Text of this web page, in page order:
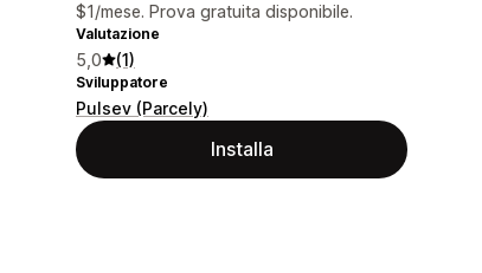
$1/mese. Prova gratuita disponibile.
Valutazione
5,0 (1)
Sviluppatore
Pulsev (Parcely)
Installa